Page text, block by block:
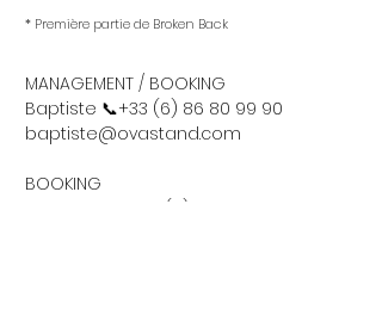
* Première partie de Broken Back
MANAGEMENT / BOOKING
Baptiste 📞+33 (6) 86 80 99 90
baptiste@ovastand.com
BOOKING
Théophile 📞+33 (6) 10 70 31 20